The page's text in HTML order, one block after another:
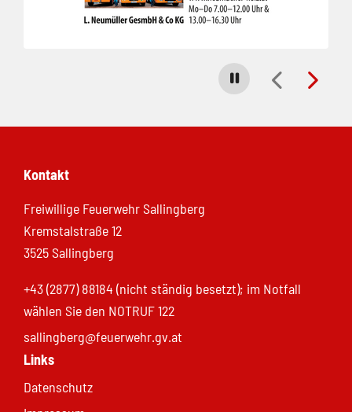
Carousel stoppen
Kontakt
Freiwillige Feuerwehr Sallingberg
Kremstalstraße 12
3525 Sallingberg
+43 (2877) 88184 (nicht ständig besetzt); im Notfall
wählen Sie den NOTRUF 122
sallingberg@feuerwehr.gv.at
Links
Datenschutz